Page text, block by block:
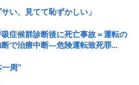
い、見てて恥ずかしい」
吸症候群診断後に死亡事故＝運転の
で治療中断―危険運転致死罪...
周”